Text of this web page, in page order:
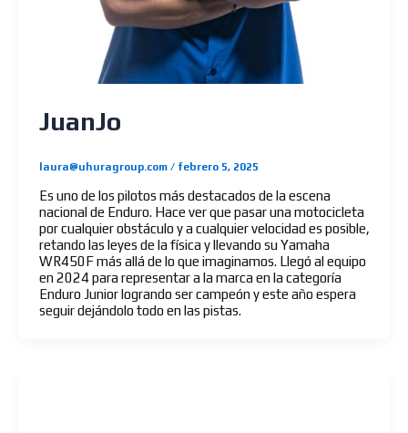
JuanJo
laura@uhuragroup.com / febrero 5, 2025
Es uno de los pilotos más destacados de la escena
nacional de Enduro. Hace ver que pasar una motocicleta
por cualquier obstáculo y a cualquier velocidad es posible,
retando las leyes de la física y llevando su Yamaha
WR450F más allá de lo que imaginamos. Llegó al equipo
en 2024 para representar a la marca en la categoría
Enduro Junior logrando ser campeón y este año espera
seguir dejándolo todo en las pistas.